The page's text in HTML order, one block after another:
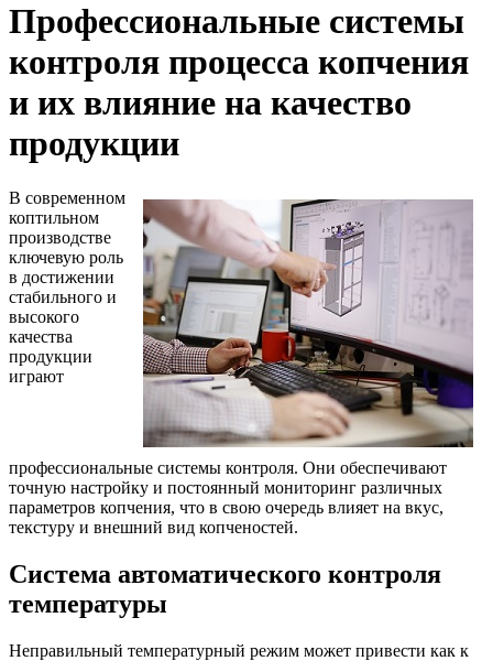
Профессиональные системы
контроля процесса копчения
и их влияние на качество
продукции
В современном
коптильном
производстве
ключевую роль
в достижении
стабильного и
высокого
качества
продукции
играют
профессиональные системы контроля. Они обеспечивают
точную настройку и постоянный мониторинг различных
параметров копчения, что в свою очередь влияет на вкус,
текстуру и внешний вид копченостей.
Система автоматического контроля
температуры
Неправильный температурный режим может привести как к